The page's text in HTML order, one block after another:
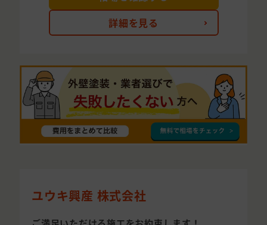
詳細を見る
ユウキ興産 株式会社